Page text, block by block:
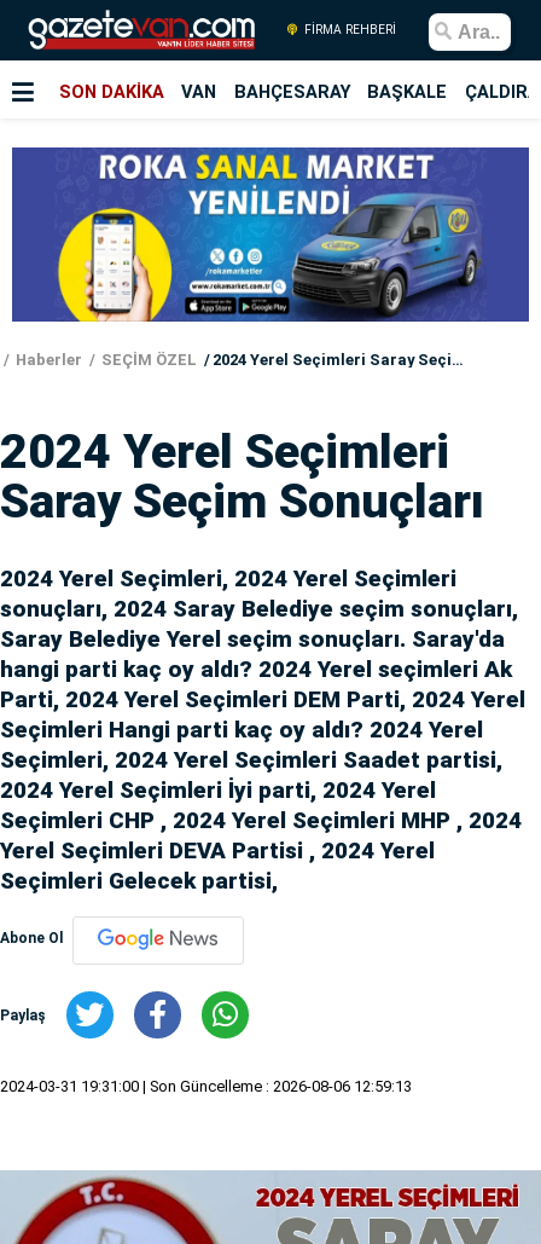
FİRMA REHBERİ
SON DAKİKA VAN BAHÇESARAY BAŞKALE
Haberler SEÇİM ÖZEL 2024 Yerel Seçimleri Saray Seçim Sonuçları
2024 Yerel Seçimleri
Saray Seçim Sonuçları
2024 Yerel Seçimleri, 2024 Yerel Seçimleri
sonuçları, 2024 Saray Belediye seçim sonuçları,
Saray Belediye Yerel seçim sonuçları. Saray'da
hangi parti kaç oy aldı? 2024 Yerel seçimleri Ak
Parti, 2024 Yerel Seçimleri DEM Parti, 2024 Yerel
Seçimleri Hangi parti kaç oy aldı? 2024 Yerel
Seçimleri, 2024 Yerel Seçimleri Saadet partisi,
2024 Yerel Seçimleri İyi parti, 2024 Yerel
Seçimleri CHP , 2024 Yerel Seçimleri MHP , 2024
Yerel Seçimleri DEVA Partisi , 2024 Yerel
Seçimleri Gelecek partisi,
Abone Ol
Paylaş
2024-03-31 19:31:00 | Son Güncelleme : 2026-08-06 12:59:13